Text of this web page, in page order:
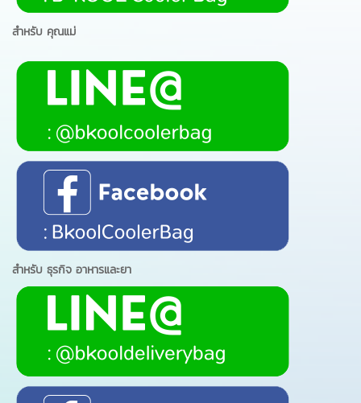
สำหรับ คุณแม่
สำหรับ ธุรกิจ อาหารและยา